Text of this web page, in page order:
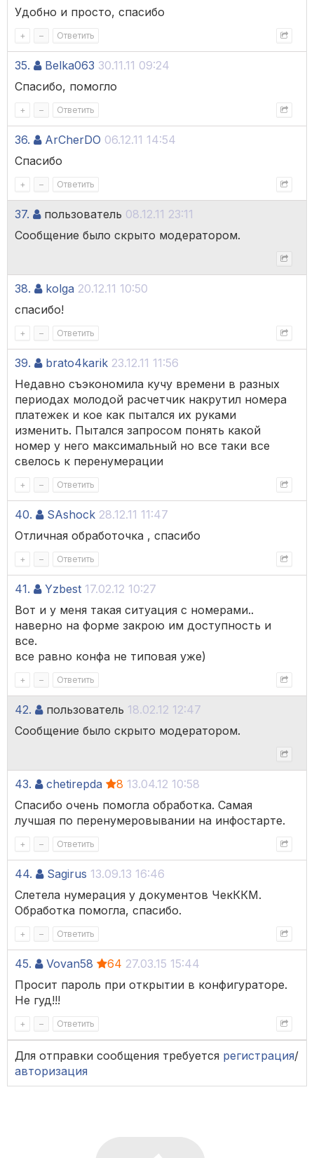
Удобно и просто, спасибо
+ – Ответить
35. Belka063 30.11.11 09:24
Спасибо, помогло
+ – Ответить
36. ArCherDO 06.12.11 14:54
Спасибо
+ – Ответить
37. пользователь 08.12.11 23:11
Сообщение было скрыто модератором.
38. kolga 20.12.11 10:50
спасибо!
+ – Ответить
39. brato4karik 23.12.11 11:56
Недавно съэкономила кучу времени в разных
периодах молодой расчетчик накрутил номера
платежек и кое как пытался их руками
изменить. Пытался запросом понять какой
номер у него максимальный но все таки все
свелось к перенумерации
+ – Ответить
40. SAshock 28.12.11 11:47
Отличная обработочка , спасибо
+ – Ответить
41. Yzbest 17.02.12 10:27
Вот и у меня такая ситуация с номерами..
наверно на форме закрою им доступность и
все.
все равно конфа не типовая уже)
+ – Ответить
42. пользователь 18.02.12 12:47
Сообщение было скрыто модератором.
43. chetirepda 8 13.04.12 10:58
Спасибо очень помогла обработка. Самая
лучшая по перенумеровывании на инфостарте.
+ – Ответить
44. Sagirus 13.09.13 16:46
Слетела нумерация у документов ЧекККМ.
Обработка помогла, спасибо.
+ – Ответить
45. Vovan58 64 27.03.15 15:44
Просит пароль при открытии в конфигураторе.
Не гуд!!!
+ – Ответить
Для отправки сообщения требуется регистрация/
авторизация